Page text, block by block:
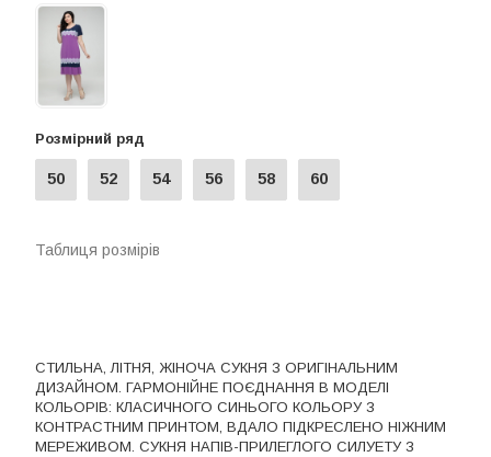
50 52 54 56 58 60
Таблиця розмірів
СТИЛЬНА, ЛІТНЯ, ЖІНОЧА СУКНЯ З ОРИГІНАЛЬНИМ
ДИЗАЙНОМ. ГАРМОНІЙНЕ ПОЄДНАННЯ В МОДЕЛІ
КОЛЬОРІВ: КЛАСИЧНОГО СИНЬОГО КОЛЬОРУ З
КОНТРАСТНИМ ПРИНТОМ, ВДАЛО ПІДКРЕСЛЕНО НІЖНИМ
МЕРЕЖИВОМ. СУКНЯ НАПІВ-ПРИЛЕГЛОГО СИЛУЕТУ З